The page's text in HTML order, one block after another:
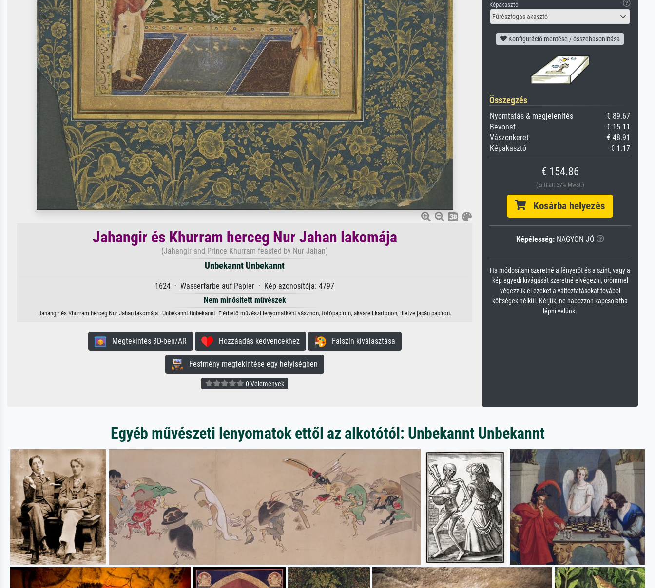
Jahangir és Khurram herceg Nur Jahan lakomája
(Jahangir and Prince Khurram feasted by Nur Jahan)
Unbekannt Unbekannt
1624 · Wasserfarbe auf Papier · Kép azonosítója: 4797
Nem minősített művészek
Jahangir és Khurram herceg Nur Jahan lakomája · Unbekannt Unbekannt. Elérhető művészi lenyomatként vásznon, fotópapíron, akvarell kartonon, illetve japán papíron.
Megtekintés 3D-ben/AR Hozzáadás kedvencekhez Falszín kiválasztása
Festmény megtekintése egy helyiségben
0 Vélemények
Képakasztó
Fűrészfogas akasztó
Konfiguráció mentése / összehasonlítása
Összegzés
Nyomtatás & megjelenítés
€ 89.67
Bevonat
€ 15.11
Vászonkeret
€ 48.91
Képakasztó
€ 1.17
€ 154.86
(Enthält 27% MwSt.)
Kosárba helyezés
Képélesség:NAGYON JÓ
Ha módosítani szeretné a fényerőt és a színt, vagy a
kép egyedi kivágását szeretné elvégezni, örömmel
végezzük el ezeket a változtatásokat további
költségek nélkül. Kérjük, ne habozzon kapcsolatba
lépni velünk.
Egyéb művészeti lenyomatok ettől az alkotótól: Unbekannt Unbekannt